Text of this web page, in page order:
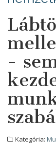
-
Kategória: